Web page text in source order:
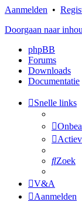
Aanmelden •
Doorgaan naar
phpBB
Forums
Downloads
Documentatie
Snelle links
Zoek
V&A
Aanmelden